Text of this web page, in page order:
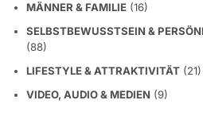
MÄNNER & FAMILIE (16)
SELBSTBEWUSSTSEIN &
(88)
LIFESTYLE & ATTRAKTIVITÄT (21)
VIDEO, AUDIO & MEDIEN (9)